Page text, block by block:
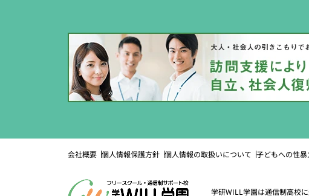
会社概要 個人情報保護方針 個人情報の取扱いについて 子どもへの性
学研WILL学園は通信制高校